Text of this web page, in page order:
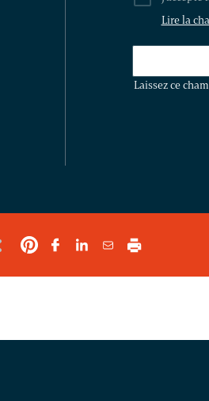
Lire la
CHAMP
Laissez ce